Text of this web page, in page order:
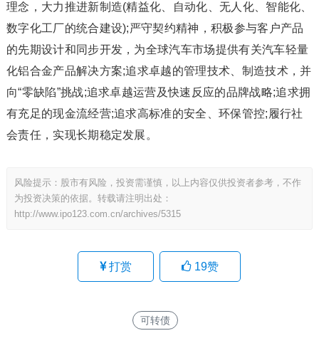
理念，大力推进新制造(精益化、自动化、无人化、智能化、
数字化工厂的统合建设);严守契约精神，积极参与客户产品
的先期设计和同步开发，为全球汽车市场提供有关汽车轻量
化铝合金产品解决方案;追求卓越的管理技术、制造技术，并
向“零缺陷”挑战;追求卓越运营及快速反应的品牌战略;追求拥
有充足的现金流经营;追求高标准的安全、环保管控;履行社
会责任，实现长期稳定发展。
风险提示：股市有风险，投资需谨慎，以上内容仅供投资者参考，不作
为投资决策的依据。转载请注明出处：
http://www.ipo123.com.cn/archives/5315
打赏 19赞
可转债